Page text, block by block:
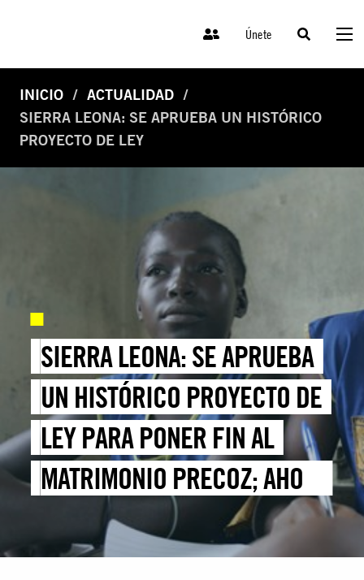
Únete
INICIO
ACTUALIDAD
SIERRA LEONA: SE APRUEBA UN HISTÓRICO
PROYECTO DE LEY
SIERRA LEONA: SE APRUEBA
UN HISTÓRICO PROYECTO DE
LEY PARA PONER FIN AL
MATRIMONIO PRECOZ; AHORA
DEBEN REALIZARSE
ESFUERZOS SOSTENIDOS